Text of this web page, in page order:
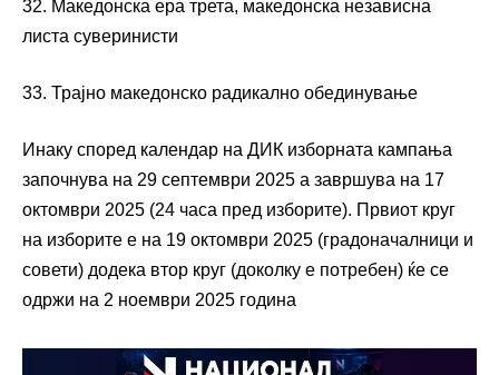
32. Македонска ера трета, македонска независна
листа суверинисти
33. Трајно македонско радикално обединување
Инаку според календар на ДИК изборната кампања
започнува на 29 септември 2025 а завршува на 17
октомври 2025 (24 часа пред изборите). Првиот круг
на изборите е на 19 октомври 2025 (градоначалници и
совети) додека втор круг (доколку е потребен) ќе се
одржи на 2 ноември 2025 година